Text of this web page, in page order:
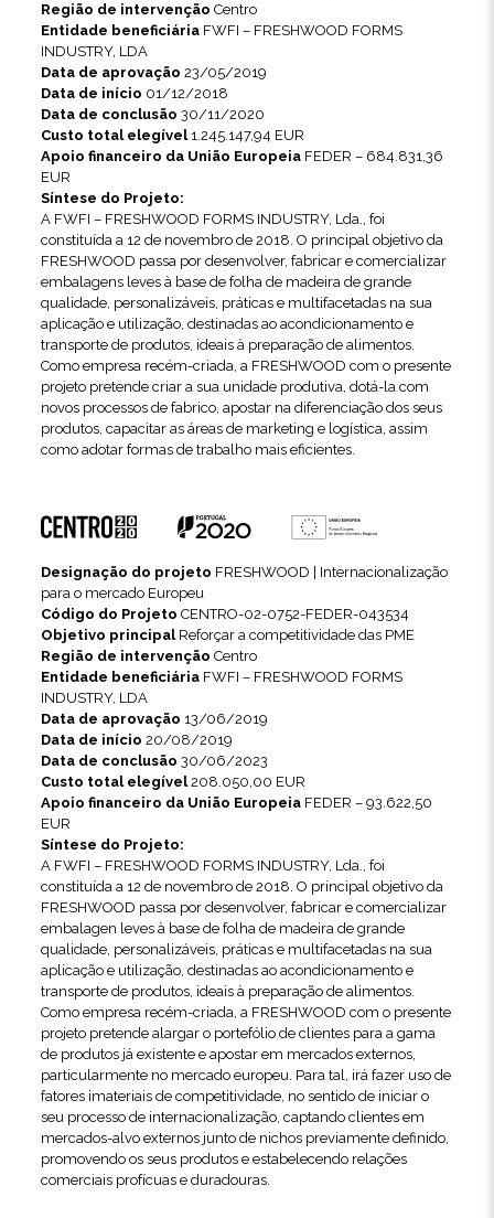
Região de intervenção Centro
Entidade beneficiáriaFWFI – FRESHWOOD FORMS
INDUSTRY, LDA
Data de aprovação 23/05/2019
Data de início 01/12/2018
Data de conclusão 30/11/2020
Custo total elegível1.245.147,94 EUR
Apoio financeiro da União EuropeiaFEDER – 684.831,36
EUR
Síntese do Projeto:
A FWFI – FRESHWOOD FORMS INDUSTRY, Lda., foi
constituída a 12 de novembro de 2018. O principal objetivo da
FRESHWOOD passa por desenvolver, fabricar e comercializar
embalagens leves à base de folha de madeira de grande
qualidade, personalizáveis, práticas e multifacetadas na sua
aplicação e utilização, destinadas ao acondicionamento e
transporte de produtos, ideais à preparação de alimentos.
Como empresa recém-criada, a FRESHWOOD com o presente
projeto pretende criar a sua unidade produtiva, dotá-la com
novos processos de fabrico, apostar na diferenciação dos seus
produtos, capacitar as áreas de marketing e logística, assim
como adotar formas de trabalho mais eficientes.
Designação do projeto FRESHWOOD | Internacionalização
para o mercado Europeu
Código do Projeto CENTRO-02-0752-FEDER-043534
Objetivo principalReforçar a competitividade das PME
Região de intervenção Centro
Entidade beneficiáriaFWFI – FRESHWOOD FORMS
INDUSTRY, LDA
Data de aprovação 13/06/2019
Data de início 20/08/2019
Data de conclusão 30/06/2023
Custo total elegível208.050,00 EUR
Apoio financeiro da União EuropeiaFEDER – 93.622,50
EUR
Síntese do Projeto:
A FWFI – FRESHWOOD FORMS INDUSTRY, Lda., foi
constituída a 12 de novembro de 2018. O principal objetivo da
FRESHWOOD passa por desenvolver, fabricar e comercializar
embalagen leves à base de folha de madeira de grande
qualidade, personalizáveis, práticas e multifacetadas na sua
aplicação e utilização, destinadas ao acondicionamento e
transporte de produtos, ideais à preparação de alimentos.
Como empresa recém-criada, a FRESHWOOD com o presente
projeto pretende alargar o portefólio de clientes para a gama
de produtos já existente e apostar em mercados externos,
particularmente no mercado europeu. Para tal, irá fazer uso de
fatores imateriais de competitividade, no sentido de iniciar o
seu processo de internacionalização, captando clientes em
mercados-alvo externos junto de nichos previamente definido,
promovendo os seus produtos e estabelecendo relações
comerciais profícuas e duradouras.